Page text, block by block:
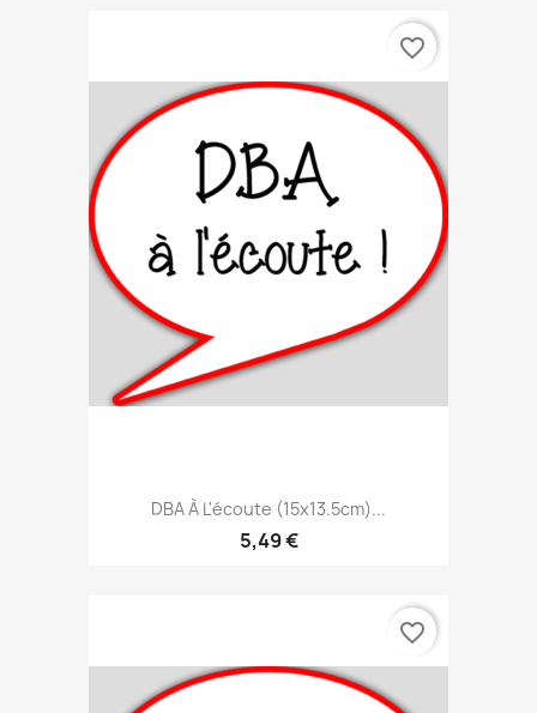
DBA À L'écoute (15x13.5cm)...
5,49 €
favorite_border
favorite_border